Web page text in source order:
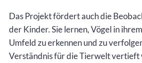
Das Projekt fördert auch die
der Kinder. Sie lernen, Vögel in
Umfeld zu erkennen und zu
Verständnis für die Tierwelt vertieft